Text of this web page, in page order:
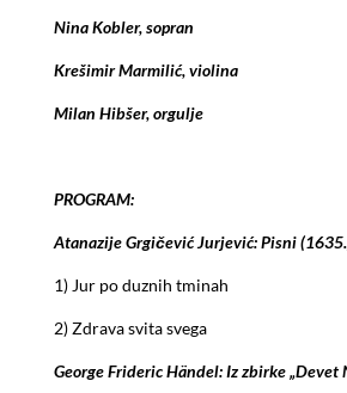
Nina Kobler, sopran
Krešimir Marmilić, violina
Milan Hibšer, orgulje
PROGRAM:
Atanazije Grgičević Jurjević: Pisni
1) Jur po duznih tminah
2) Zdrava svita svega
George Frideric Händel: Iz zbirke